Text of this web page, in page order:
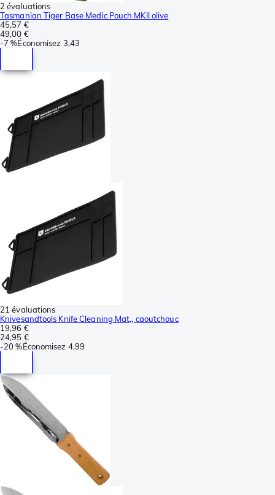
2 évaluations
Tasmanian Tiger Base Medic Pouch MKII olive
45,57 €
49,00 €
-7 %Économisez 3,43
21 évaluations
Knivesandtools Knife Cleaning Mat,, caoutchouc
19,96 €
24,95 €
-20 %Économisez 4,99